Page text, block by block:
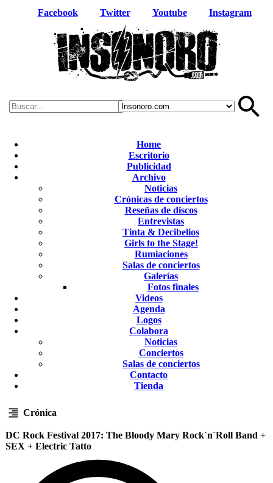
Facebook Twitter Youtube Instagram
Home
Escritorio
Publicidad
Archivo
Noticias
Crónicas de conciertos
Reseñas de discos
Entrevistas
Tinta & Decibelios
Girls to the Stage!
Rumiaciones
Salas de conciertos
Galerías
Fotos finales
Videos
Agenda
Logos
Colabora
Noticias
Conciertos
Salas de conciertos
Contacto
Tienda
Crónica
DC Rock Festival 2017: The Bloody Mary Rock´n´Roll Band +
SEX + Electric Tatto